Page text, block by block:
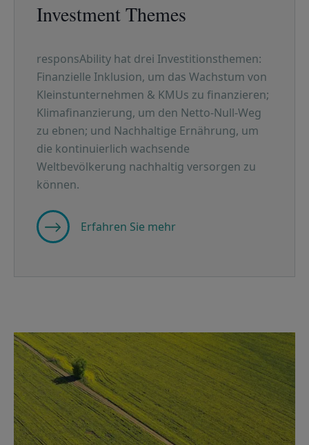
Investment Themes
responsAbility hat drei Investitionsthemen:
Finanzielle Inklusion, um das Wachstum von
Kleinstunternehmen & KMUs zu finanzieren;
Klimafinanzierung, um den Netto-Null-Weg
zu ebnen; und Nachhaltige Ernährung, um
die kontinuierlich wachsende
Weltbevölkerung nachhaltig versorgen zu
können.
Erfahren Sie mehr